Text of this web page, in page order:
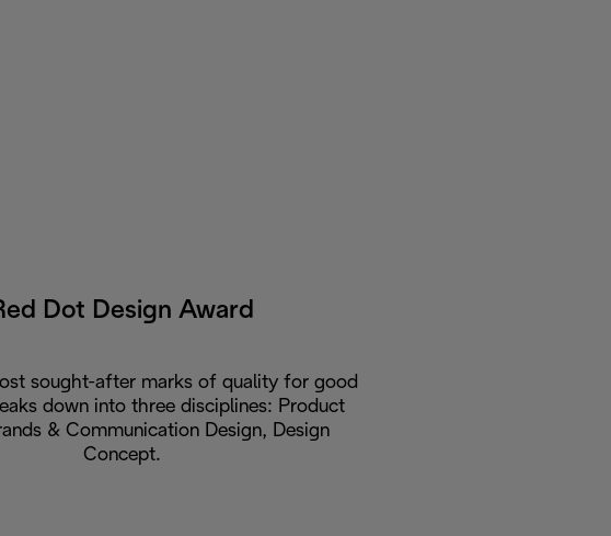
Dot Design Award
sought-after marks of quality for good
down into three disciplines: Product
& Communication Design, Design
Concept.